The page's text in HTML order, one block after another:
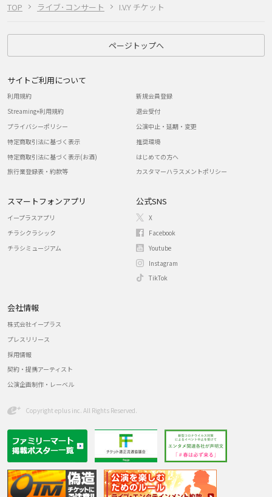
TOP ライブ･コンサート I.V.Y チケット
ページトップへ
サイトご利用について
利用規約
Streaming+利用規約
プライバシーポリシー
特定商取引法に基づく表示
特定商取引法に基づく表示(お酒)
旅行業登録表・約款等
新規会員登録
退会受付
公演中止・延期・変更
推奨環境
はじめての方へ
カスタマーハラスメントポリシー
スマートフォンアプリ
イープラスアプリ
チラシクラシック
チラシミュージアム
公式SNS
X
Facebook
Youtube
Instagram
TikTok
会社情報
株式会社イープラス
プレスリリース
採用情報
契約・提携アーティスト
公演企画制作・レーベル
Copyright eplus inc. All Rights Reserved.